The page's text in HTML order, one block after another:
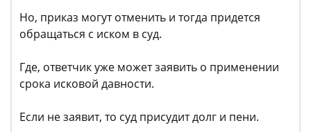
Но, приказ могут отменить и тогда придется
обращаться с иском в суд.
Где, ответчик уже может заявить о применении
срока исковой давности.
Если не заявит, то суд присудит долг и пени.